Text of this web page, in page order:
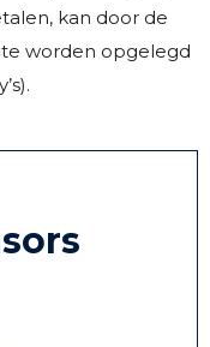
kan door de
worden opgelegd